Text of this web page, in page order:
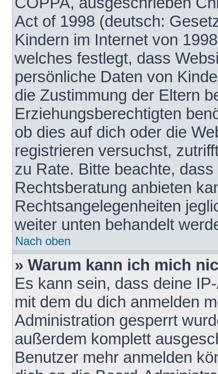
Act of 1998 (deutsch:
Kindern im Internet von
welches festlegt, dass
persönliche Daten von
die Zustimmung der Eltern
Erziehungsberechtigten
ob dies auf dich oder die
registrieren versuchst,
zu Rate. Bitte beachte,
Rechtsberatung anbieten
Rechtsangelegenheiten
weiter unten behandelt
Nach oben
» Warum kann ich mich
Es kann sein, dass deine
mit dem du dich anmelden
Administration gesperrt
außerdem komplett
Benutzer mehr anmelden